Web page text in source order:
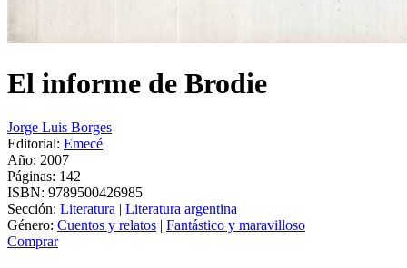
El informe de Brodie
Jorge Luis Borges
Editorial: Emecé
Año: 2007
Páginas: 142
ISBN: 9789500426985
Sección: Literatura | Literatura argentina
Género: Cuentos y relatos | Fantástico y maravilloso
Comprar